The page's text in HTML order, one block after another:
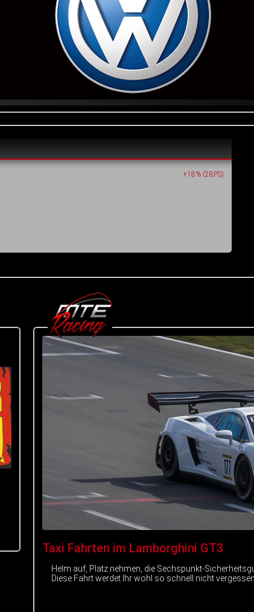
+18% (28PS)
Taxi Fahrten im Lamborghini GT3
Helm auf, Platz nehmen, die Sechspunkt-
Diese Fahrt werdet Ihr wohl so schnell nicht vergessen.